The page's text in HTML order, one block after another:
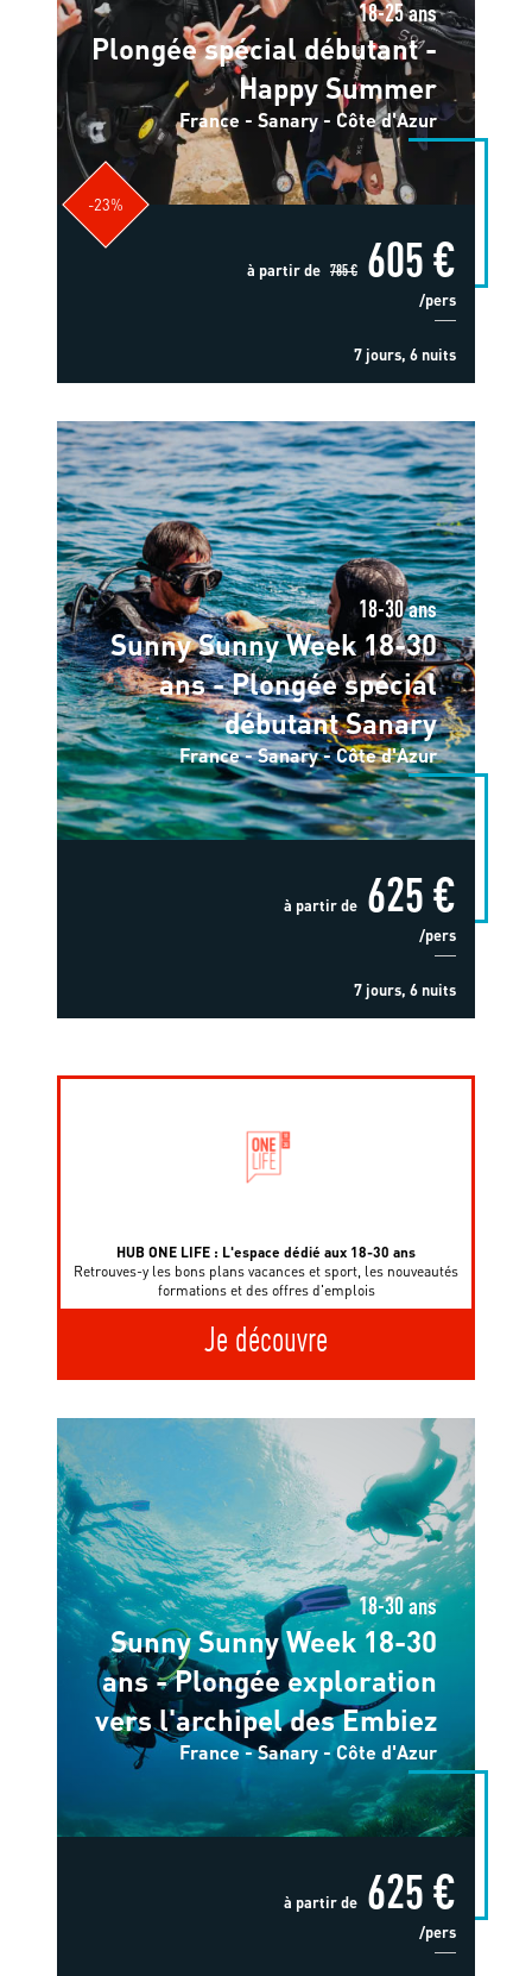
18-25 ans
Plongée spécial débutant -
Happy Summer
France - Sanary - Côte d'Azur
-23%
à partir de 785 € 605 €
/pers
7 jours, 6 nuits
18-30 ans
Sunny Sunny Week 18-30
ans - Plongée spécial
débutant Sanary
France - Sanary - Côte d'Azur
à partir de 625 €
/pers
7 jours, 6 nuits
HUB ONE LIFE : L'espace dédié aux 18-30 ans
Retrouves-y les bons plans vacances et sport, les nouveautés
formations et des offres d'emplois
Je découvre
18-30 ans
Sunny Sunny Week 18-30
ans - Plongée exploration
vers l'archipel des Embiez
France - Sanary - Côte d'Azur
à partir de 625 €
/pers